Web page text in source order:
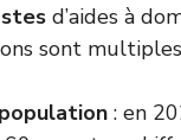
d’aides à
sont
: en